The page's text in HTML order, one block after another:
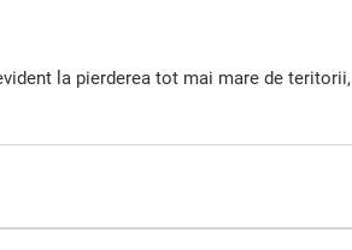
la pierderea tot mai mare de teritorii,